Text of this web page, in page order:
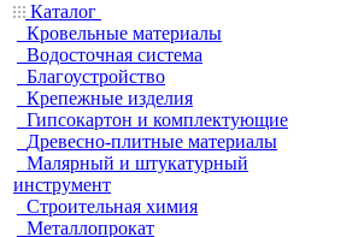
Каталог
Кровельные материалы
Водосточная система
Благоустройство
Крепежные изделия
Гипсокартон и комплектующие
Древесно-плитные материалы
Малярный и штукатурный
инструмент
Строительная химия
Металлопрокат